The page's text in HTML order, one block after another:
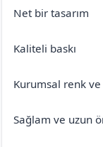
Net bir tasarım
Kaliteli baskı
Kurumsal renk
Sağlam ve uzun